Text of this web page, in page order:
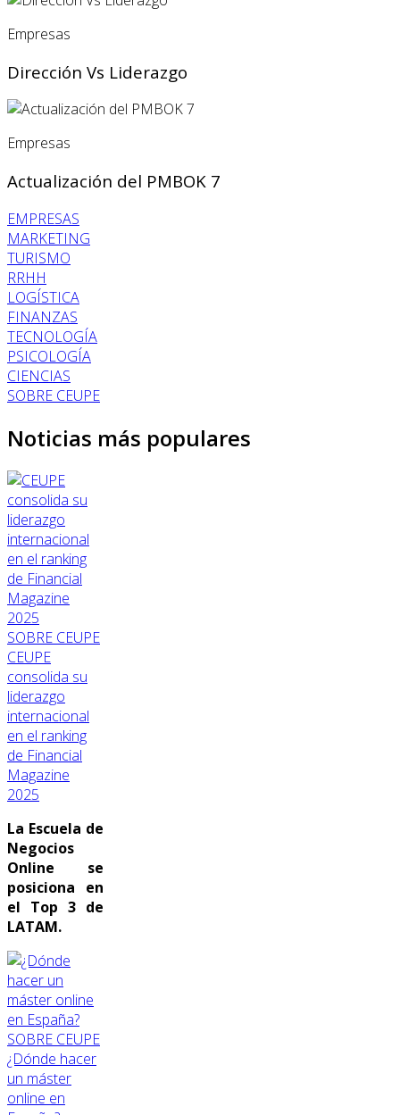
Empresas
Dirección Vs Liderazgo
Empresas
Actualización del PMBOK 7
EMPRESAS
MARKETING
TURISMO
RRHH
LOGÍSTICA
FINANZAS
TECNOLOGÍA
PSICOLOGÍA
CIENCIAS
SOBRE CEUPE
Noticias más populares
SOBRE CEUPE
CEUPE
consolida su
liderazgo
internacional
en el ranking
de Financial
Magazine
2025
La Escuela de
Negocios
Online se
posiciona en
el Top 3 de
LATAM.
SOBRE CEUPE
¿Dónde hacer
un máster
online en